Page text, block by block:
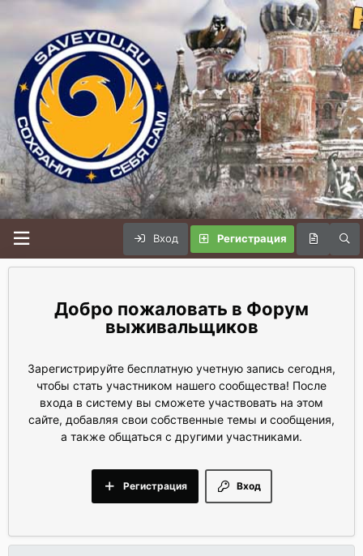
Вход Регистрация
Форум
выживальщиков
Зарегистрируйте бесплатную учетную запись сегодня,
чтобы стать участником нашего сообщества! После
входа в систему вы сможете участвовать на этом
сайте, добавляя свои собственные темы и сообщения,
а также общаться с другими участниками.
Вход
Регистрация